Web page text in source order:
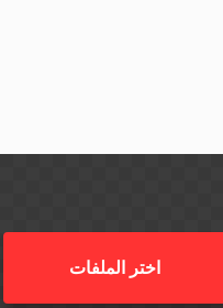
اختر الملفات